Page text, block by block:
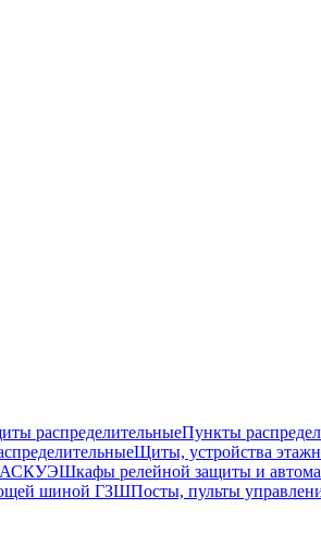
распределительныеПункты
Щиты, устройства
Шкафы релейной защиты и
шиной ГЗШПосты, пульты